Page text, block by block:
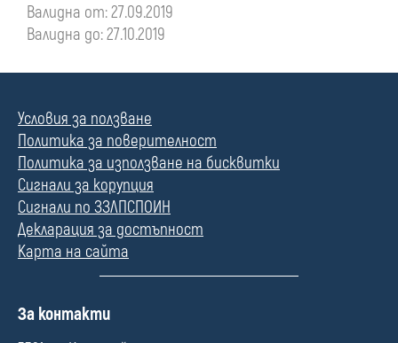
януари
г.
Валидна от: 27.09.2019
Валидна до: 27.10.2019
Условия за ползване
Политика за поверителност
Политика за използване на бисквитки
Сигнали за корупция
Сигнали по ЗЗЛПСПОИН
Декларация за достъпност
Карта на сайта
П
За контакти